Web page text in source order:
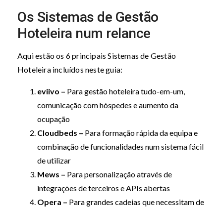
Os Sistemas de Gestão
Hoteleira num relance
Aqui estão os 6 principais Sistemas de Gestão
Hoteleira incluídos neste guia:
eviivo – Para gestão hoteleira tudo-em-um,
comunicação com hóspedes e aumento da
ocupação
Cloudbeds – Para formação rápida da equipa e
combinação de funcionalidades num sistema fácil
de utilizar
Mews – Para personalização através de
integrações de terceiros e APIs abertas
Opera – Para grandes cadeias que necessitam de